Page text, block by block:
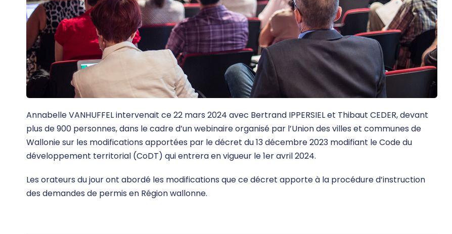
Annabelle VANHUFFEL intervenait ce 22 mars 2024 avec Bertrand IPPERSIEL et Thibaut CEDER, devant
plus de 900 personnes, dans le cadre d’un webinaire organisé par l’Union des villes et communes de
Wallonie sur les modifications apportées par le décret du 13 décembre 2023 modifiant le Code du
développement territorial (CoDT) qui entrera en vigueur le 1er avril 2024.
Les orateurs du jour ont abordé les modifications que ce décret apporte à la procédure d’instruction
des demandes de permis en Région wallonne.